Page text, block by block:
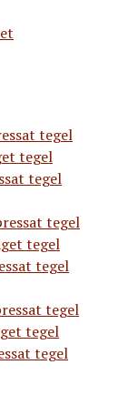
tegel
tegel
tegel
tegel
tegel
tegel
tegel
tegel
tegel